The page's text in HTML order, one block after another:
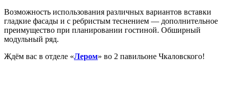
Возможность использования различных вариантов вставки
гладкие фасады и с ребристым теснением — дополнительное
преимущество при планировании гостиной. Обширный
модульный ряд.
Ждём вас в отделе «Лером» во 2 павильоне Чкаловского!